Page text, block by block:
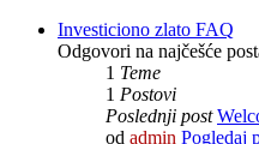
Investiciono zlato FAQ
Odgovori na najčešće
1 Teme
1 Postovi
Poslednji post
od admin Pogledaj